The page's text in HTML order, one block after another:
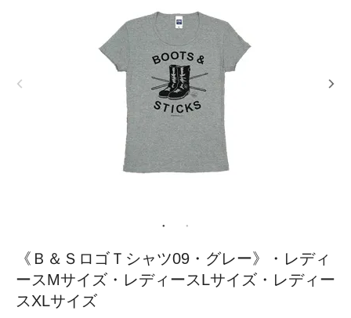
《Ｂ＆ＳロゴＴシャツ09・グレー》・レディ
ースMサイズ・レディースLサイズ・レディー
スXLサイズ